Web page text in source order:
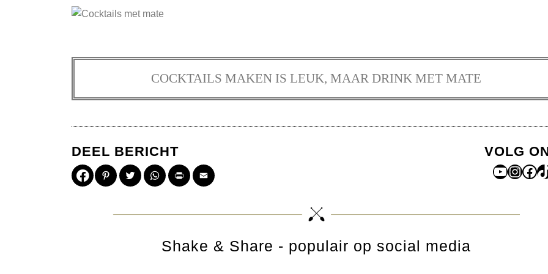
COCKTAILS MAKEN IS LEUK, MAAR DRINK MET MATE
DEEL BERICHT
PinterestTwitterWhatsApp
Print
VOLG
Shake & Share - populair op social media